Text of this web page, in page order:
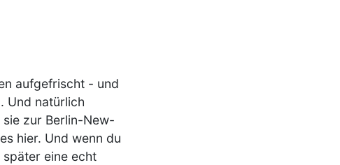
aufgefrischt - und
Und natürlich
zur Berlin-New-
hier. Und wenn du
später eine echt